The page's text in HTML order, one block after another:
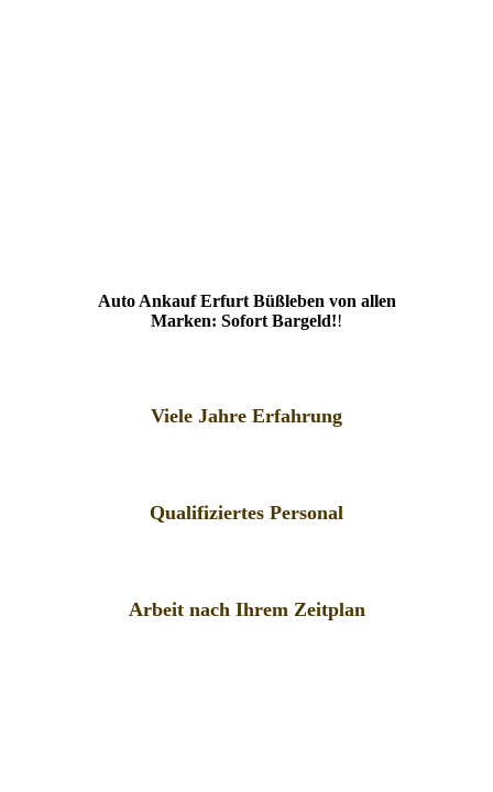
Auto Ankauf Erfurt Büßleben von allen
Marken: Sofort Bargeld!!
Viele Jahre Erfahrung
Qualifiziertes Personal
Arbeit nach Ihrem Zeitplan